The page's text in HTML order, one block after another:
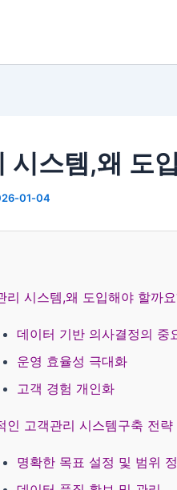
시스템,왜 도
01-04
리 시스템,왜 도입해야 할까
데이터 기반 의사결정의 중
운영 효율성 극대화
고객 경험 개인화
인 고객관리 시스템구축 전략
명확한 목표 설정 및 범위